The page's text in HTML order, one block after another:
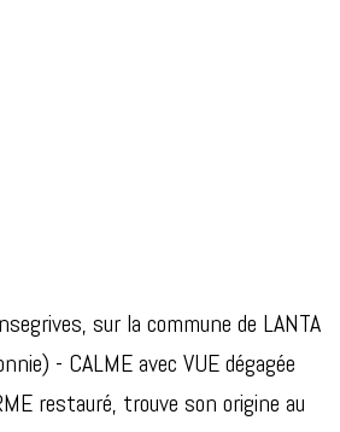
sur la commune de LANTA
- CALME avec VUE dégagée
restauré, trouve son origine au